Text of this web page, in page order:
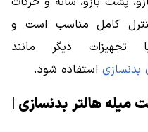
کامل مناسب است و
تجهیزات دیگر مانند
بدنسازی استفاده شود.
میله هالتر بدنسازی |